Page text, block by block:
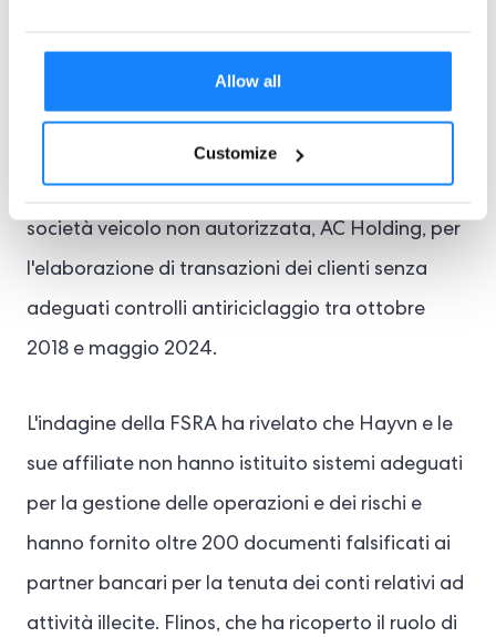
Allow all
Customize
multa totale di $12,45 milioni a Hayvn Group e al
suo ex CEO, Christopher Flinos, per gravi
violazioni delle normative antiriciclaggio. Le
violazioni riguardavano la gestione di una
società veicolo non autorizzata, AC Holding, per
l'elaborazione di transazioni dei clienti senza
adeguati controlli antiriciclaggio tra ottobre
2018 e maggio 2024.
L'indagine della FSRA ha rivelato che Hayvn e le
sue affiliate non hanno istituito sistemi adeguati
per la gestione delle operazioni e dei rischi e
hanno fornito oltre 200 documenti falsificati ai
partner bancari per la tenuta dei conti relativi ad
attività illecite. Flinos, che ha ricoperto il ruolo di